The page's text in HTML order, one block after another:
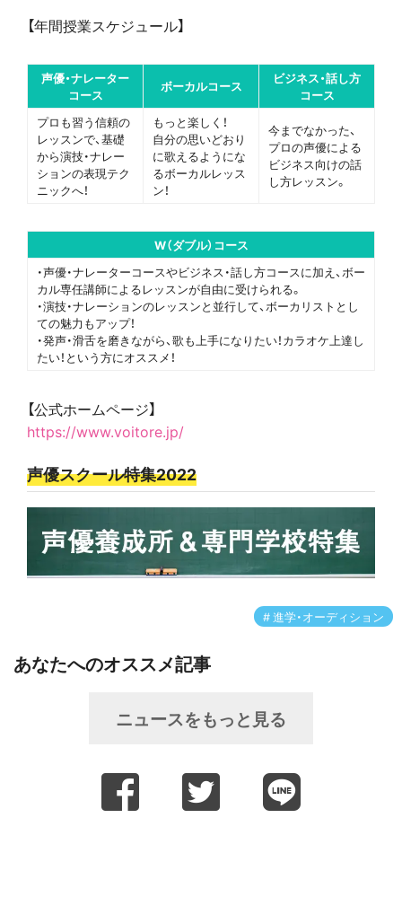
【年間授業スケジュール】
声優・ナレーター
コース
ボーカルコース
ビジネス・話し方
コース
プロも習う信頼の
レッスンで、基礎
から演技・ナレー
ションの表現テク
ニックへ！
もっと楽しく！
自分の思いどおり
に歌えるようにな
るボーカルレッス
ン！
今までなかった、
プロの声優による
ビジネス向けの話
し方レッスン。
W（ダブル）コース
・声優・ナレーターコースやビジネス・話し方コースに加え、ボー
カル専任講師によるレッスンが自由に受けられる。
・演技・ナレーションのレッスンと並行して、ボーカリストとし
ての魅力もアップ！
・発声・滑舌を磨きながら、歌も上手になりたい！カラオケ上達し
たい！という方にオススメ！
【公式ホームページ】
https://www.voitore.jp/
声優スクール特集2022
進学・オーディション
あなたへのオススメ記事
ニュースをもっと見る